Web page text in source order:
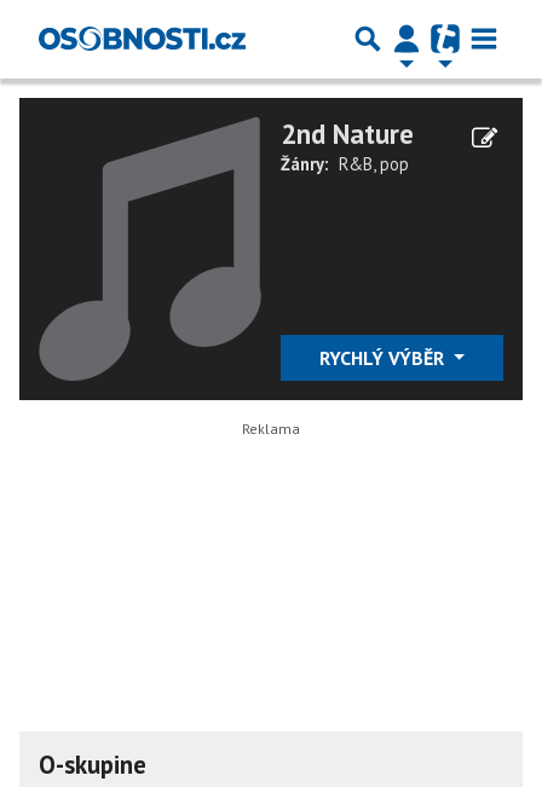
2nd Nature
Žánry: R&B,pop
RYCHLÝ VÝBĚR
O-skupine